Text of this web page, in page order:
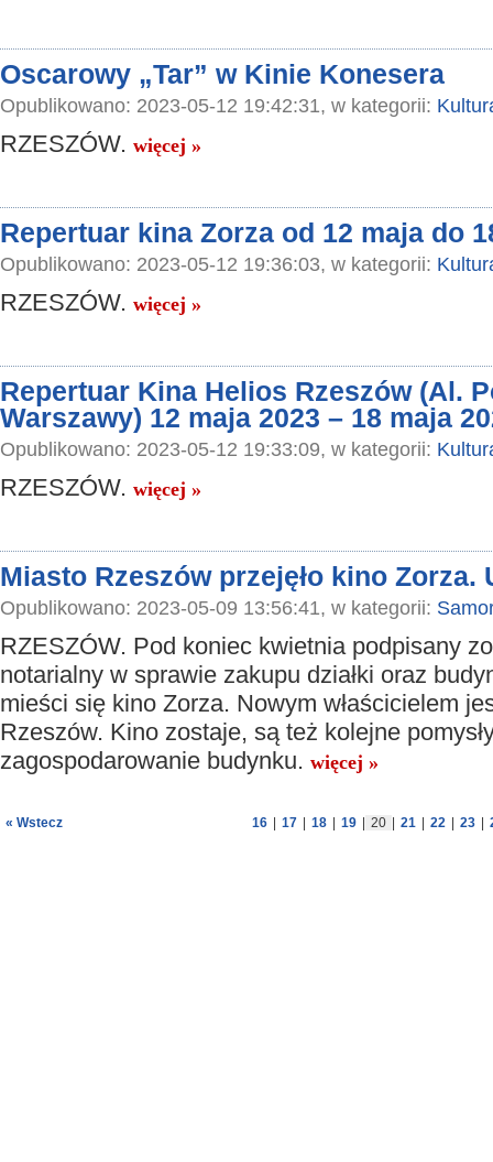
Oscarowy „Tar” w Kinie Konesera
Opublikowano: 2023-05-12 19:42:31, w kategorii:
RZESZÓW. więcej »
Repertuar kina Zorza od 12 maja do
Opublikowano: 2023-05-12 19:36:03, w kategorii:
RZESZÓW. więcej »
Repertuar Kina Helios Rzeszów (Al.
Warszawy) 12 maja 2023 – 18 maja
Opublikowano: 2023-05-12 19:33:09, w kategorii:
RZESZÓW. więcej »
Miasto Rzeszów przejęło kino Zorza.
Opublikowano: 2023-05-09 13:56:41, w kategorii:
RZESZÓW. Pod koniec kwietnia podpisany
notarialny w sprawie zakupu działki oraz
mieści się kino Zorza. Nowym właścicielem
Rzeszów. Kino zostaje, są też kolejne
zagospodarowanie budynku. więcej »
« Wstecz 16 17 18 19 20 21 22 23